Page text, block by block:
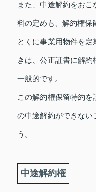
また、中途解約をお
料の定めも、解約権保
とくに事業用物件を定
きは、公正証書に解
一般的です。
この解約権保留特約
の中途解約ができない
う。
中途解約権